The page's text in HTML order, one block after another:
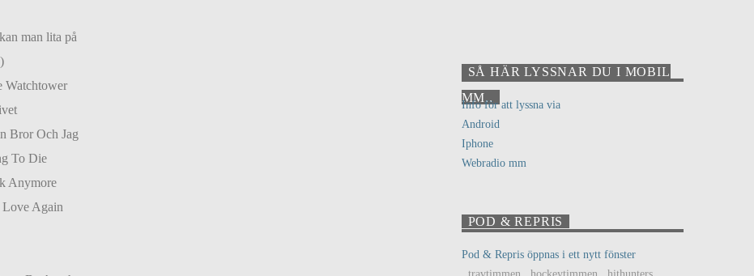
man lita på
Watchtower
Bror Och Jag
To Die
Anymore
Love Again
SÅ HÄR LYSSNAR DU I MOBIL
MM..
Info för att lyssna via
Android
Iphone
Webradio mm
POD & REPRIS
Pod & Repris öppnas i ett nytt fönster